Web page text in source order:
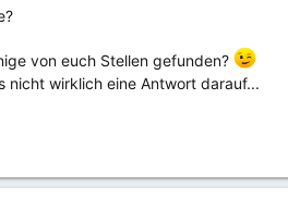
von euch Stellen gefunden?
wirklich eine Antwort darauf...